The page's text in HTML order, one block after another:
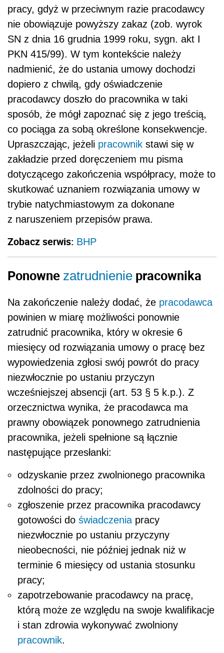
pracy, gdyż w przeciwnym razie pracodawcy
nie obowiązuje powyższy zakaz (zob. wyrok
SN z dnia 16 grudnia 1999 roku, sygn. akt I
PKN 415/99). W tym kontekście należy
nadmienić, że do ustania umowy dochodzi
dopiero z chwilą, gdy oświadczenie
pracodawcy doszło do pracownika w taki
sposób, że mógł zapoznać się z jego treścią,
co pociąga za sobą określone konsekwencje.
Upraszczając, jeżeli pracownik stawi się w
zakładzie przed doręczeniem mu pisma
dotyczącego zakończenia współpracy, może to
skutkować uznaniem rozwiązania umowy w
trybie natychmiastowym za dokonane
z naruszeniem przepisów prawa.
Zobacz serwis: BHP
Ponowne zatrudnienie pracownika
Na zakończenie należy dodać, że pracodawca
powinien w miarę możliwości ponownie
zatrudnić pracownika, który w okresie 6
miesięcy od rozwiązania umowy o pracę bez
wypowiedzenia zgłosi swój powrót do pracy
niezwłocznie po ustaniu przyczyn
wcześniejszej absencji (art. 53 § 5 k.p.). Z
orzecznictwa wynika, że pracodawca ma
prawny obowiązek ponownego zatrudnienia
pracownika, jeżeli spełnione są łącznie
następujące przesłanki:
odzyskanie przez zwolnionego pracownika
zdolności do pracy;
zgłoszenie przez pracownika pracodawcy
gotowości do świadczenia pracy
niezwłocznie po ustaniu przyczyny
nieobecności, nie później jednak niż w
terminie 6 miesięcy od ustania stosunku
pracy;
zapotrzebowanie pracodawcy na pracę,
którą może ze względu na swoje kwalifikacje
i stan zdrowia wykonywać zwolniony
pracownik.